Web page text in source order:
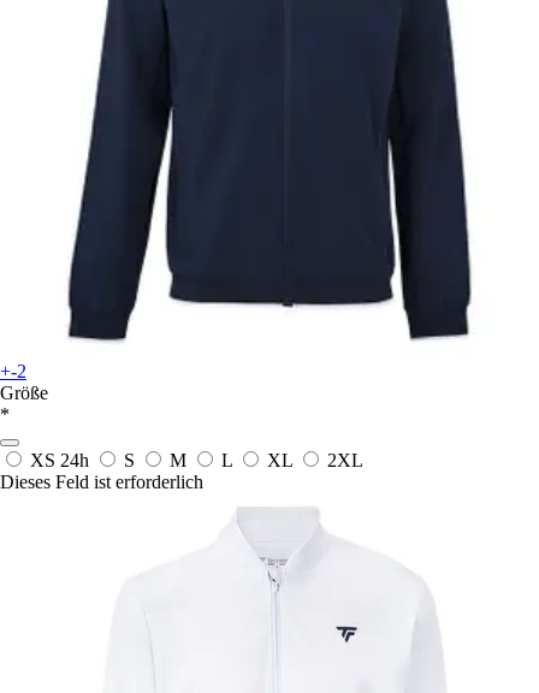
+-2
Größe
*
XS 24h S M L XL
2XL
Dieses Feld ist erforderlich